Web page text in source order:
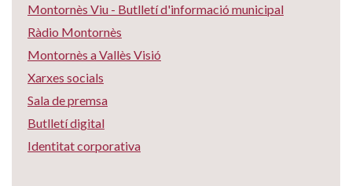
Montornès Viu - Butlletí d'informació municipal
Ràdio Montornès
Montornès a Vallès Visió
Xarxes socials
Sala de premsa
Butlletí digital
Identitat corporativa